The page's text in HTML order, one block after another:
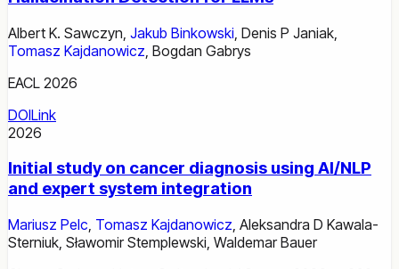
Albert K. Sawczyn Jakub Binkowski Denis P Janiak
Tomasz Kajdanowicz Bogdan Gabrys
EACL 2026
DOILink
2026
Initial study on cancer diagnosis using AI/NLP
and expert system integration
Mariusz Pelc, Tomasz Kajdanowicz, Aleksandra D Kawala-
Sterniuk, Sławomir Stemplewski, Waldemar Bauer